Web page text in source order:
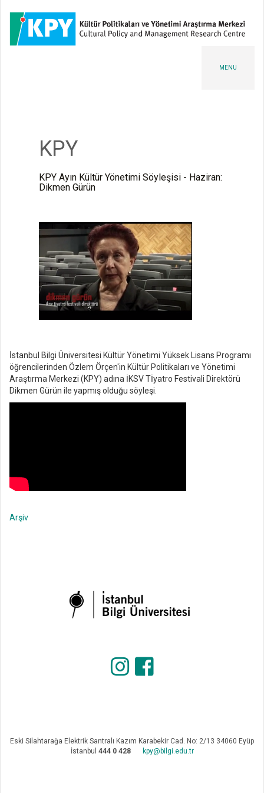
MENU
KPY
KPY Ayın Kültür Yönetimi Söyleşisi - Haziran:
Dikmen Gürün
İstanbul Bilgi Üniversitesi Kültür Yönetimi Yüksek Lisans Programı
öğrencilerinden Özlem Örçen'in Kültür Politikaları ve Yönetimi
Araştırma Merkezi (KPY) adına İKSV Tİyatro Festivali Direktörü
Dikmen Gürün ile yapmış olduğu söyleşi.
Arşiv
Eski Silahtarağa Elektrik Santralı Kazım Karabekir Cad. No: 2/13 34060 Eyüp
İstanbul 444 0 428 kpy@bilgi.edu.tr